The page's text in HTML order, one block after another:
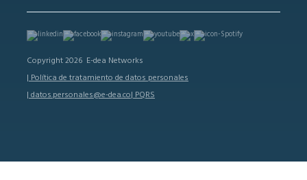
Copyright 2026 E-dea Networks
| Política de tratamiento de datos personales
| datos.personales@e-dea.co| PQRS